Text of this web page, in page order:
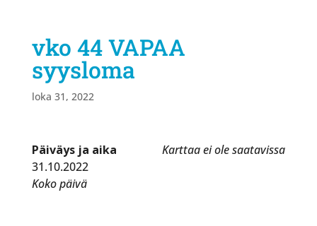
vko 44 VAPAA
syysloma
loka 31, 2022
Karttaa ei ole saatavissa
Päiväys ja aika
31.10.2022
Koko päivä